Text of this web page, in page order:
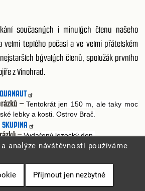
současných i minulých členu našeho
velmi teplého počasí a ve velmi přátelském
bývalých členů, spolužák prvního
z Vinohrad.
– Tentokrát jen 150 m, ale taky moc
lebky a kosti. Ostrov Brač.
SKUPINA
–Vydařený lezecký den
kluciPetr Beny aDavid Výborný
zvládli
i hluboké jeskyni. Díky moc
–
Z dnešní akce po lezeckém dnu.
dobou populární. Vytáhli jsme v
analýze návštěvnosti používáme
Přijmout jen nezbytné